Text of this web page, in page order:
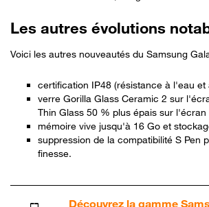
Les autres évolutions
Voici les autres nouveautés du Samsung
certification IP48 (résistance à l'eau et
verre Gorilla Glass Ceramic 2 sur
Thin Glass 50 % plus épais sur l'écran
mémoire vive jusqu'à 16 Go et
suppression de la compatibilité S Pen
finesse.
Découvrez la gamme